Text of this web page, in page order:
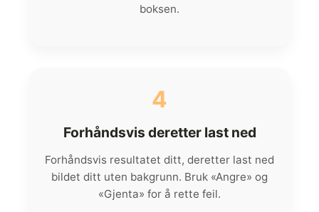
boksen.
4
Forhåndsvis deretter last ned
Forhåndsvis resultatet ditt, deretter last ned
bildet ditt uten bakgrunn. Bruk «Angre» og
«Gjenta» for å rette feil.